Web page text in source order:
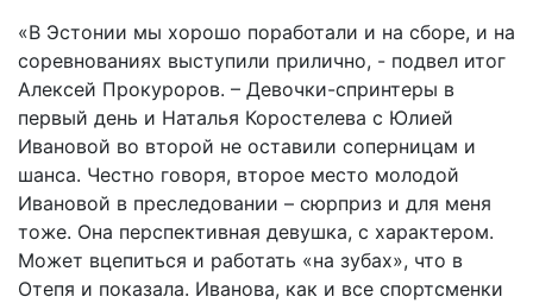
«В Эстонии мы хорошо поработали и на сборе, и на
соревнованиях выступили прилично, - подвел итог
Алексей Прокуроров. – Девочки-спринтеры в
первый день и Наталья Коростелева с Юлией
Ивановой во второй не оставили соперницам и
шанса. Честно говоря, второе место молодой
Ивановой в преследовании – сюрприз и для меня
тоже. Она перспективная девушка, с характером.
Может вцепиться и работать «на зубах», что в
Отепя и показала. Иванова, как и все спортсменки